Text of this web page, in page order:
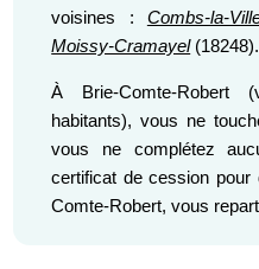
voisines : Combs-la-
Moissy-Cramayel(18248).
À Brie-Comte-Robert
habitants), vous ne
vous ne complétez
certificat de cession
Comte-Robert, vous